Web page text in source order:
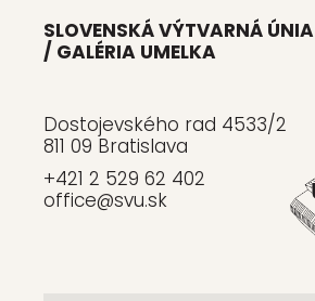
SLOVENSKÁ VÝTVARNÁ ÚNIA
/ GALÉRIA UMELKA
Dostojevského rad 4533/2
811 09 Bratislava
+421 2 529 62 402
office@svu.sk